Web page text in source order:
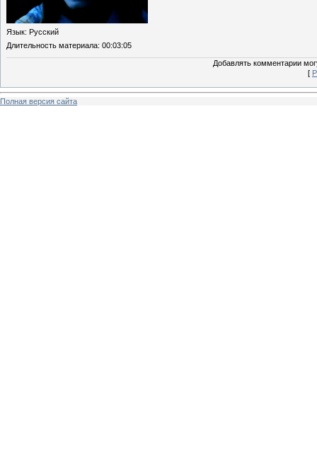
Язык: Русский
Длительность материала: 00:03:05
Добавлять комментарии
[
Полная версия сайта